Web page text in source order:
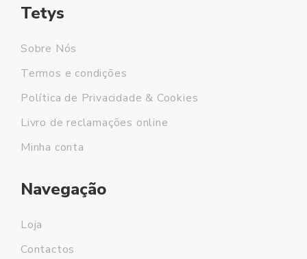
Tetys
Sobre Nós
Termos e condições
Política de Privacidade & Cookies
Livro de reclamações online
Minha conta
Navegação
Loja
Contactos